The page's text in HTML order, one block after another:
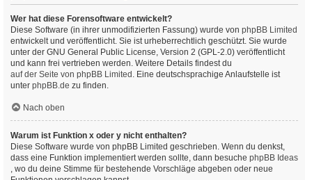
Wer hat diese Forensoftware entwickelt?
Diese Software (in ihrer unmodifizierten Fassung) wurde von phpBB Limited
entwickelt und veröffentlicht. Sie ist urheberrechtlich geschützt. Sie wurde
unter der GNU General Public License, Version 2 (GPL-2.0) veröffentlicht
und kann frei vertrieben werden. Weitere Details findest du
auf der Seite von phpBB Limited . Eine deutschsprachige Anlaufstelle ist
unter phpBB.de zu finden.
Nach oben
Warum ist Funktion x oder y nicht enthalten?
Diese Software wurde von phpBB Limited geschrieben. Wenn du denkst,
dass eine Funktion implementiert werden sollte, dann besuche phpBB Ideas
, wo du deine Stimme für bestehende Vorschläge abgeben oder neue